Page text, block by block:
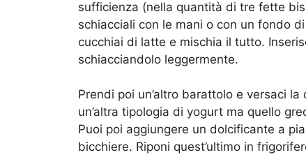
sufficienza (nella quantità di tre fette
schiacciali con le mani o con un fondo
cucchiai di latte e mischia il tutto.
schiacciandolo leggermente.
Prendi poi un’altro barattolo e versaci la
un’altra tipologia di yogurt ma quello
Puoi poi aggiungere un dolcificante a
bicchiere. Riponi quest’ultimo in